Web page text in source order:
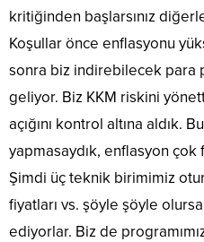
kritiğinden başlarsınız
Koşullar önce enflasyonu
sonra biz indirebilecek para
geliyor. Biz KKM riskini
açığını kontrol altına aldık.
yapmasaydık, enflasyon
Şimdi üç teknik birimimiz
fiyatları vs. şöyle şöyle
ediyorlar. Biz de